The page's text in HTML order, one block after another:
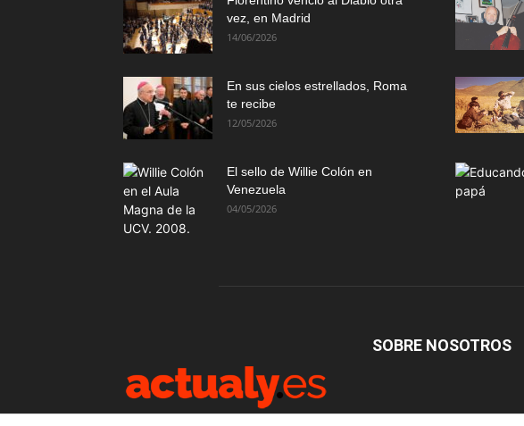
vez, en Madrid
14/06/2026
En sus cielos estrellados, Roma
te recibe
12/05/2026
El sello de Willie Colón en
Venezuela
04/05/2026
SOBRE NOSOTROS